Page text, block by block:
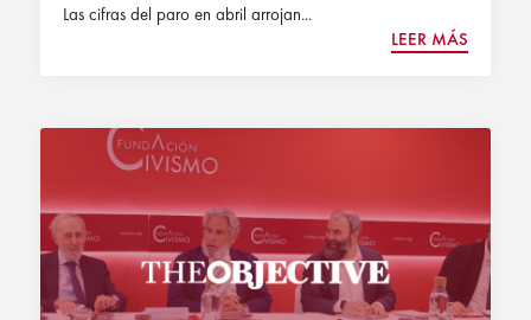
Las cifras del paro en abril arrojan...
LEER MÁS